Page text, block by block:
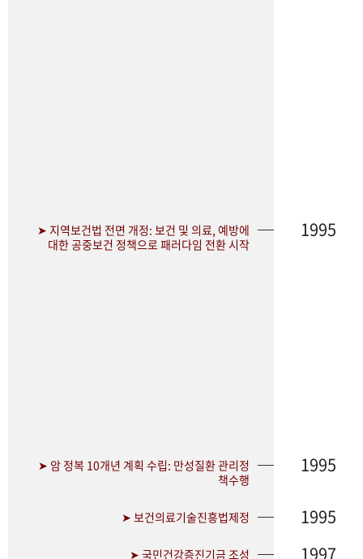
➤ 지역보건법 전면 개정: 보건 및 의료, 예방에
대한 공중보건 정책으로 패러다임 전환 시작
1995
➤ 암 정복 10개년 계획 수립: 만성질환 관리정
책수행
1995
➤ 보건의료기술진흥법제정 1995
➤ 국민건강증진기금 조성 1997